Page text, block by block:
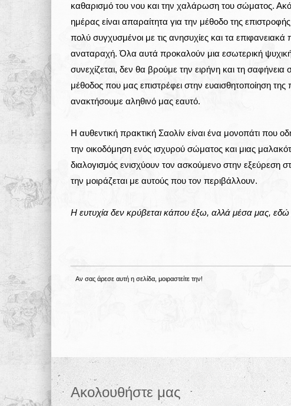
καθαρισμό του νου και την χαλάρωση του σώματος.
ημέρας είναι απαραίτητα για την μέθοδο της
πολύ συγχυσμένοι με τις ανησυχίες και τα
αναταραχή. Όλα αυτά προκαλούν μια εσωτερική
συνεχίζεται, δεν θα βρούμε την ειρήνη και τη
μέθοδος που μας επιστρέφει στην ευαισθητοποίηση
ανακτήσουμε αληθινό μας εαυτό.
Η αυθεντική πρακτική Σαολίν είναι ένα μονοπάτι που
την οικοδόμηση ενός ισχυρού σώματος και μιας
διαλογισμός ενισχύουν τον ασκούμενο στην εξεύρεση
την μοιράζεται με αυτούς που τον περιβάλλουν.
Η ευτυχία δεν κρύβεται κάπου έξω, αλλά μέσα μας,
Αν σας άρεσε αυτή η σελίδα, μοιραστείτε την!
Ακολουθήστε μας